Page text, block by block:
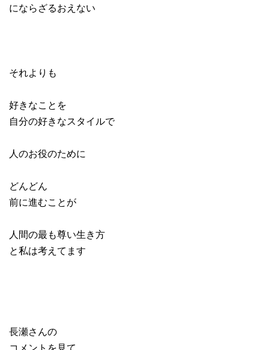
にならざるおえない
それよりも
好きなことを
自分の好きなスタイルで
人のお役のために
どんどん
前に進むことが
人間の最も尊い生き方
と私は考えてます
長瀬さんの